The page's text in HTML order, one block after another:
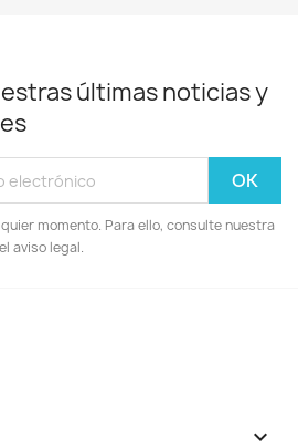
últimas noticias y
momento. Para ello, consulte nuestra
aviso legal.
